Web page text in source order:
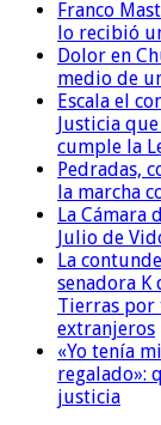
Franco
lo recibió
Dolor en
medio de
Escala el
Justicia
cumple la
Pedradas,
la marcha
La Cámara
Julio de
La
senadora K
Tierras por
extranjeros
«Yo tenía
regalado»:
justicia